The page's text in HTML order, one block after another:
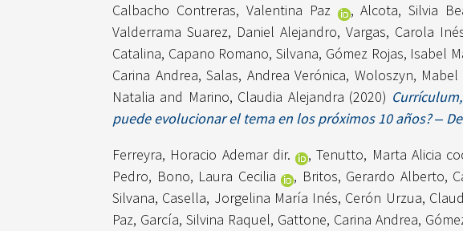
Calbacho Contreras, Valentina Paz
,Alcota, Silvia
Valderrama Suarez, Daniel Alejandro, Vargas, Carola
Catalina, Capano Romano, Silvana, Gómez Rojas, Isabel
Carina Andrea,Salas, Andrea Verónica, Woloszyn, Mabel
Natalia and Marino, Claudia Alejandra (2020)
puede evolucionar el tema en los próximos 10 años? ‒
Ferreyra, Horacio Ademar dir.
,Tenutto, Marta Alicia
Pedro, Bono, Laura Cecilia , Britos, Gerardo Alberto,
Silvana, Casella, Jorgelina María Inés, Cerón Urzua,
Paz, García, Silvina Raquel, Gattone, Carina Andrea,